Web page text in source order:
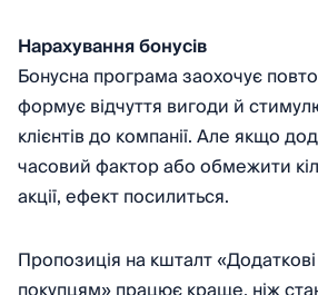
Нарахування бонусів
Бонусна програма заохочує
формує відчуття вигоди й
клієнтів до компанії. Але якщо
часовий фактор або обмежити
акції, ефект посилиться.
Пропозиція на кшталт